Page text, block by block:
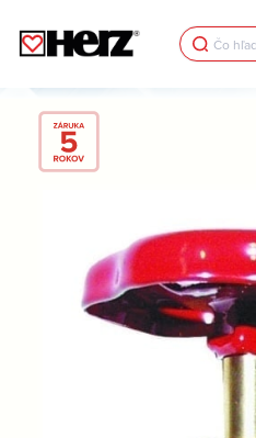
Search
for: